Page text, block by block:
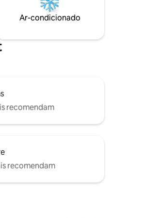
de algo náutico. Em termos de
o apartamento é um trancar
bateria de volta com energia
Ar-condicionado
recomendam
recomendam